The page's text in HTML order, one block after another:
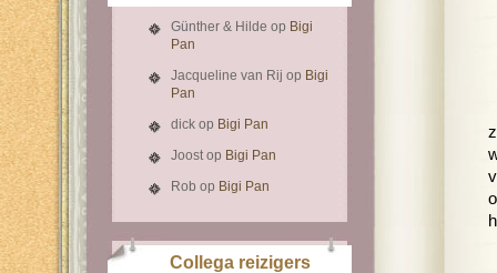
Günther & Hilde op Bigi
Pan
Jacqueline van Rij op Bigi
Pan
dick op Bigi Pan
Joostop Bigi Pan
Rob op Bigi Pan
Collega reizigers